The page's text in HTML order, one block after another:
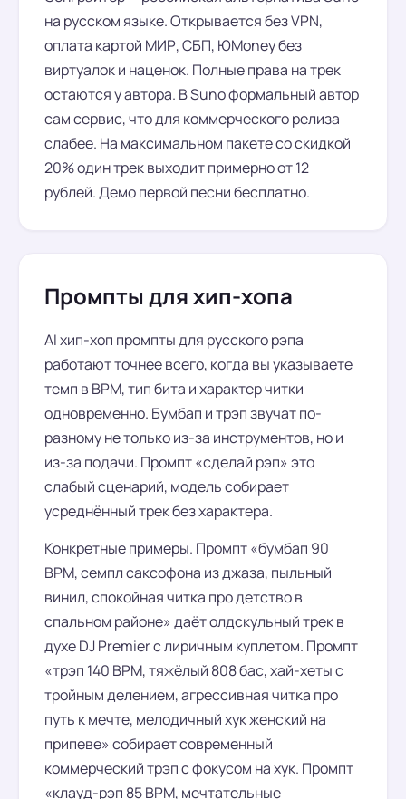
на русском языке. Открывается без VPN,
оплата картой МИР, СБП, ЮMoney без
виртуалок и наценок. Полные права на трек
остаются у автора. В Suno формальный автор
сам сервис, что для коммерческого релиза
слабее. На максимальном пакете со скидкой
20% один трек выходит примерно от 12
рублей. Демо первой песни бесплатно.
Промпты для хип-хопа
AI хип-хоп промпты для русского рэпа
работают точнее всего, когда вы указываете
темп в BPM, тип бита и характер читки
одновременно. Бумбап и трэп звучат по-
разному не только из-за инструментов, но и
из-за подачи. Промпт «сделай рэп» это
слабый сценарий, модель собирает
усреднённый трек без характера.
Конкретные примеры. Промпт «бумбап 90
BPM, семпл саксофона из джаза, пыльный
винил, спокойная читка про детство в
спальном районе» даёт олдскульный трек в
духе DJ Premier с лиричным куплетом. Промпт
«трэп 140 BPM, тяжёлый 808 бас, хай-хеты с
тройным делением, агрессивная читка про
путь к мечте, мелодичный хук женский на
припеве» собирает современный
коммерческий трэп с фокусом на хук. Промпт
«клауд-рэп 85 BPM, мечтательные